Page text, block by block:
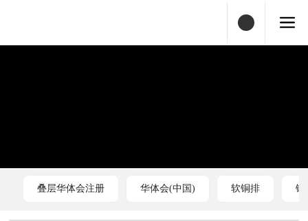
叠层华体会注册 华体会(中国) 软铜排 铜